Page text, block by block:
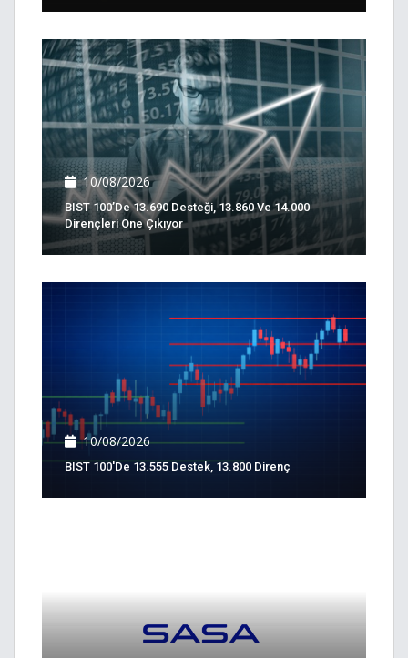
10/08/2026
BIST 100’de 13.690 Desteği, 13.860 Ve 14.000
Dirençleri Öne Çıkıyor
10/08/2026
BIST 100'de 13.555 Destek, 13.800 Direnç